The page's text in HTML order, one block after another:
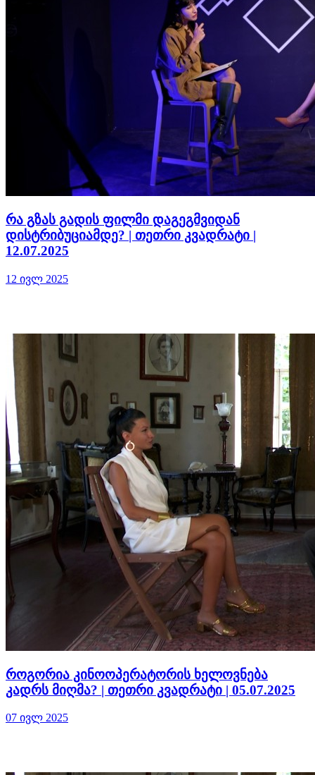
რა გზას გადის ფილმი დაგეგმვიდან
დისტრიბუციამდე? | თეთრი კვადრატი |
12.07.2025
12 ივლ 2025
როგორია კინოოპერატორის ხელოვნება
კადრს მიღმა? | თეთრი კვადრატი | 05.07.2025
07 ივლ 2025